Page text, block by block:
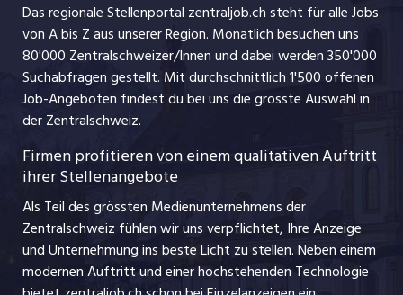
Jobline
ajourjob.ch
Das regionale Stellenportal zentraljob.ch steht für alle Jobs
von A bis Z aus unserer Region. Monatlich besuchen uns
80'000 Zentralschweizer/Innen und dabei werden 350'000
Suchabfragen gestellt. Mit durchschnittlich 1'500 offenen
Job-Angeboten findest du bei uns die grösste Auswahl in
der Zentralschweiz.
Firmen profitieren von einem qualitativen Auftritt
ihrer Stellenangebote
Als Teil des grössten Medienunternehmens der
Zentralschweiz fühlen wir uns verpflichtet, Ihre Anzeige
und Unternehmung ins beste Licht zu stellen. Neben einem
modernen Auftritt und einer hochstehenden Technologie